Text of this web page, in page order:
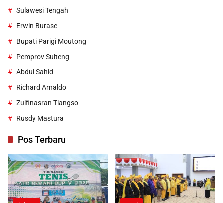
Sulawesi Tengah
Erwin Burase
Bupati Parigi Moutong
Pemprov Sulteng
Abdul Sahid
Richard Arnaldo
Zulfinasran Tiangso
Rusdy Mastura
Pos Terbaru